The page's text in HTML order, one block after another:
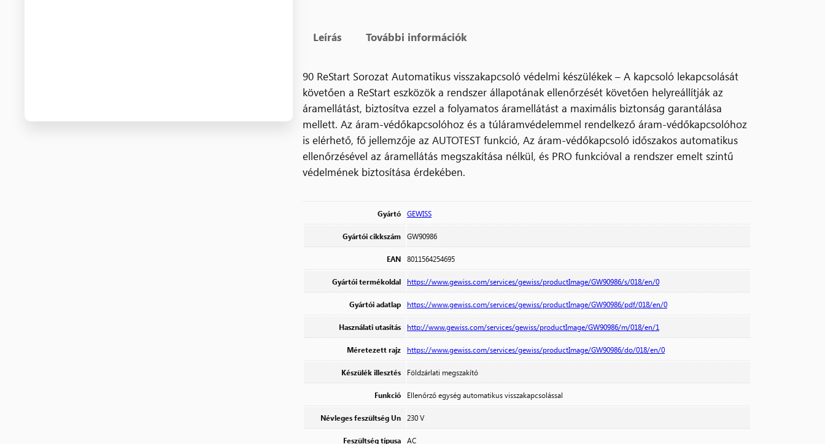
Leírás További információk
90 ReStart Sorozat Automatikus visszakapcsoló védelmi készülékek – A kapcsoló lekapcsolását
követően a ReStart eszközök a rendszer állapotának ellenőrzését követően helyreállítják az
áramellátást, biztosítva ezzel a folyamatos áramellátást a maximális biztonság garantálása
mellett. Az áram-védőkapcsolóhoz és a túláramvédelemmel rendelkező áram-védőkapcsolóhoz
is elérhető, fő jellemzője az AUTOTEST funkció, Az áram-védőkapcsoló időszakos automatikus
ellenőrzésével az áramellátás megszakítása nélkül, és PRO funkcióval a rendszer emelt szintű
védelmének biztosítása érdekében.
Gyártó GEWISS
Gyártói cikkszám GW90986
EAN 8011564254695
Gyártói termékoldal https://www.gewiss.com/services/gewiss/productImage/GW90986/s/018/en/0
Gyártói adatlap https://www.gewiss.com/services/gewiss/productImage/GW90986/pdf/018/en/0
Használati utasítás http://www.gewiss.com/services/gewiss/productImage/GW90986/m/018/en/1
Méretezett rajz https://www.gewiss.com/services/gewiss/productImage/GW90986/do/018/en/0
Készülék illesztés Földzárlati megszakító
Funkció Ellenőrző egység automatikus visszakapcsolással
Névleges feszültség Un 230 V
Feszültség típusa AC